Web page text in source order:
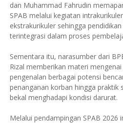
dan Muhammad Fahrudin
SPAB melalui kegiatan
ekstrakurikuler sehingga
terintegrasi dalam proses
Sementara itu, narasumber dari
Rizal memberikan materi
pengenalan berbagai potensi
penanganan korban hingga praktik
bekal menghadapi kondisi darurat.
Melalui pendampingan SPAB 2026